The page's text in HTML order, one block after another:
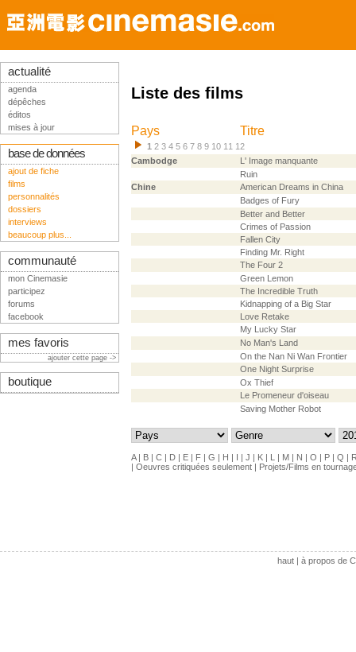
Liste des films
Pays Titre
1 2 3 4 5 6 7 8 9 10 11 12
Cambodge
L' Image manquante
Ruin
Chine
American Dreams in China
Badges of Fury
Better and Better
Crimes of Passion
Fallen City
Finding Mr. Right
The Four 2
Green Lemon
The Incredible Truth
Kidnapping of a Big Star
Love Retake
My Lucky Star
No Man's Land
On the Nan Ni Wan Frontier
One Night Surprise
Ox Thief
Le Promeneur d'oiseau
Saving Mother Robot
A| B | C | D | E | F | G | H | I | J | K | L | M | N | O | P | Q |
| Oeuvres critiquées seulement | Projets/Films en
actualité
agenda
dépêches
éditos
mises à jour
base de données
ajout de fiche
films
personnalités
dossiers
interviews
beaucoup plus...
communauté
mon Cinemasie
participez
forums
facebook
mes favoris
ajouter cette page ->
boutique
haut| à propos de